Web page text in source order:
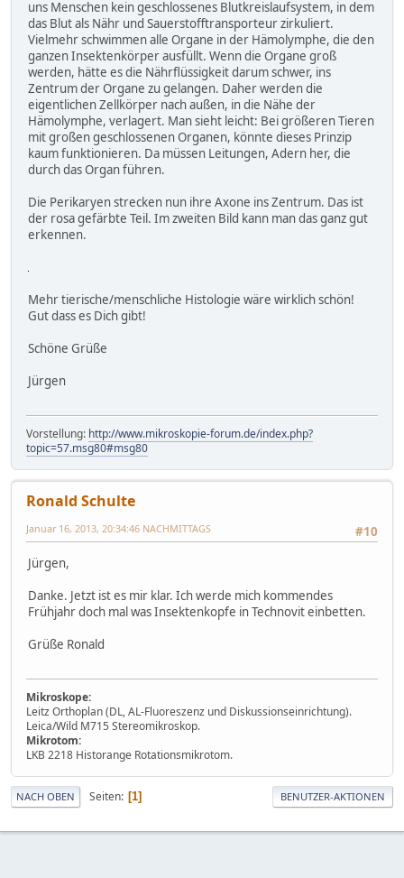
uns Menschen kein geschlossenes Blutkreislaufsystem, in dem
das Blut als Nähr und Sauerstofftransporteur zirkuliert.
Vielmehr schwimmen alle Organe in der Hämolymphe, die den
ganzen Insektenkörper ausfüllt. Wenn die Organe groß
werden, hätte es die Nährflüssigkeit darum schwer, ins
Zentrum der Organe zu gelangen. Daher werden die
eigentlichen Zellkörper nach außen, in die Nähe der
Hämolymphe, verlagert. Man sieht leicht: Bei größeren Tieren
mit großen geschlossenen Organen, könnte dieses Prinzip
kaum funktionieren. Da müssen Leitungen, Adern her, die
durch das Organ führen.
Die Perikaryen strecken nun ihre Axone ins Zentrum. Das ist
der rosa gefärbte Teil. Im zweiten Bild kann man das ganz gut
erkennen.
Mehr tierische/menschliche Histologie wäre wirklich schön!
Gut dass es Dich gibt!
Schöne Grüße
Jürgen
Vorstellung: http://www.mikroskopie-forum.de/index.php?
topic=57.msg80#msg80
Ronald Schulte
#10
Januar 16, 2013, 20:34:46 NACHMITTAGS
Jürgen,
Danke. Jetzt ist es mir klar. Ich werde mich kommendes
Frühjahr doch mal was Insektenkopfe in Technovit einbetten.
Grüße Ronald
Mikroskope:
Leitz Orthoplan (DL, AL-Fluoreszenz und Diskussionseinrichtung).
Leica/Wild M715 Stereomikroskop.
Mikrotom:
LKB 2218 Historange Rotationsmikrotom.
NACH OBEN Seiten 1 BENUTZER-AKTIONEN